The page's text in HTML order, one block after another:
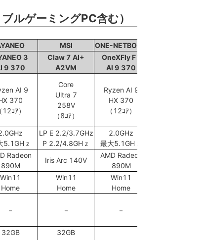
ルゲーミングPC含む）
MSI
ONE-NETBOOK
3
9 370
Claw 7 AI+
A2VM
OneXFly F1
AI 9 370
AI 9
370
（12ｺｱ）
Core
Ultra 7
258V
（8ｺｱ）
Ryzen AI 9
HX 370
（12ｺｱ）
5.1GHｚ
LP E 2.2/3.7GHz
P 2.2/4.8GHｚ
2.0GHz
最大5.1GHｚ
Radeon
890M
Iris Arc 140V
AMD Radeon
890M
Win11
Home
Win11
Home
Win11
Home
－ － －
32GB
32GB